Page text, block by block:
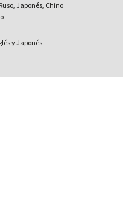
Japonés, Chino
y Japonés